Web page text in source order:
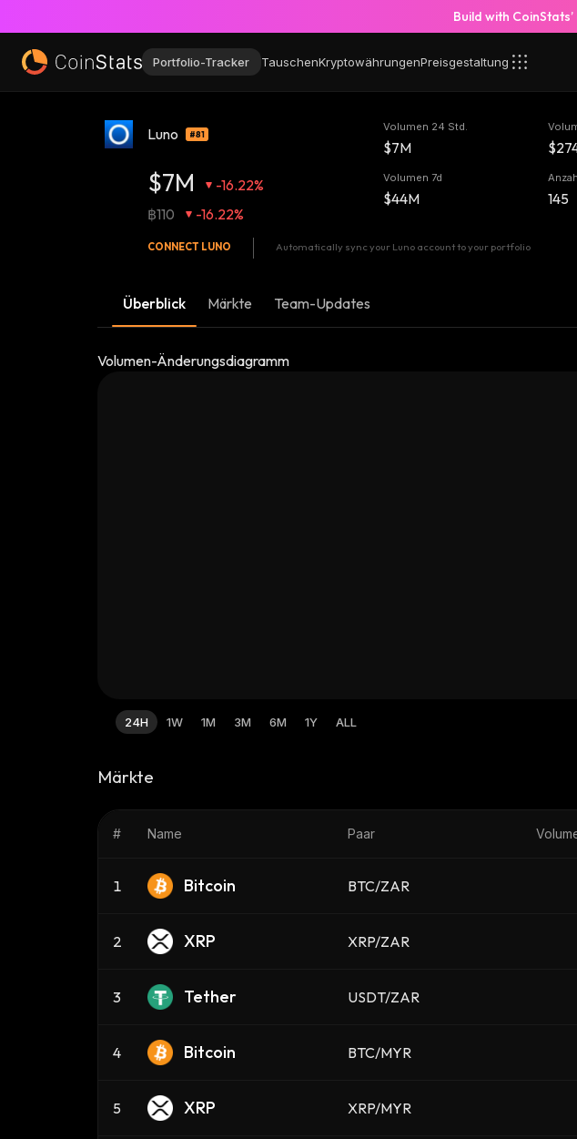
Build with
Portfolio-Tracker TauschenKryptowährungenPreisgestaltung
Luno #81
$7M
-16.22%
฿110
-16.22%
Volumen 24 Std.
$7M
Volumen 7d
$44M 145
CONNECT LUNO Automatically sync your Luno account to your portfolio
Überblick Märkte Team-Updates
Volumen-Änderungsdiagramm
24H 1W 1M 3M 6M 1Y ALL
Märkte
# Name Paar
1 Bitcoin BTC/ZAR
2 XRP XRP/ZAR
3 Tether USDT/ZAR
4 Bitcoin BTC/MYR
5 XRP XRP/MYR